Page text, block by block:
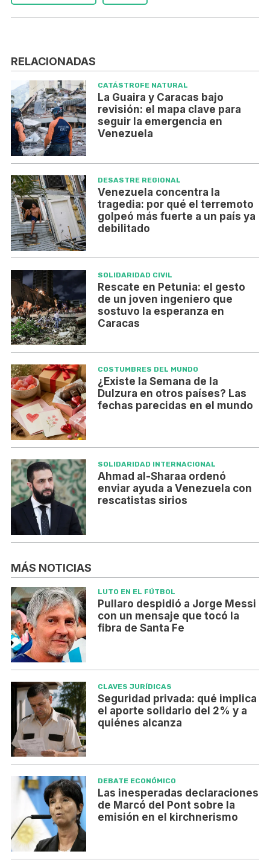
RELACIONADAS
CATÁSTROFE NATURAL
La Guaira y Caracas bajo
revisión: el mapa clave para
seguir la emergencia en
Venezuela
DESASTRE REGIONAL
Venezuela concentra la
tragedia: por qué el terremoto
golpeó más fuerte a un país ya
debilitado
SOLIDARIDAD CIVIL
Rescate en Petunia: el gesto
de un joven ingeniero que
sostuvo la esperanza en
Caracas
COSTUMBRES DEL MUNDO
¿Existe la Semana de la
Dulzura en otros países? Las
fechas parecidas en el mundo
SOLIDARIDAD INTERNACIONAL
Ahmad al-Sharaa ordenó
enviar ayuda a Venezuela con
rescatistas sirios
MÁS NOTICIAS
LUTO EN EL FÚTBOL
Pullaro despidió a Jorge Messi
con un mensaje que tocó la
fibra de Santa Fe
CLAVES JURÍDICAS
Seguridad privada: qué implica
el aporte solidario del 2% y a
quiénes alcanza
DEBATE ECONÓMICO
Las inesperadas declaraciones
de Marcó del Pont sobre la
emisión en el kirchnerismo